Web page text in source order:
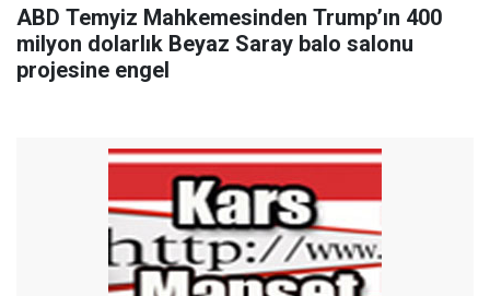
ABD Temyiz Mahkemesinden Trump’ın 400
milyon dolarlık Beyaz Saray balo salonu
projesine engel